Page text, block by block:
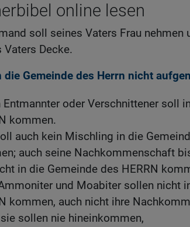
online lesen
soll seines Vaters Frau nehmen
Vaters Decke.
die Gemeinde des Herrn nicht
Entmannter oder Verschnittener soll
kommen.
auch kein Mischling in die
auch seine Nachkommenschaft
in die Gemeinde des HERRN
und Moabiter sollen nicht
kommen, auch nicht ihre
sollen nie hineinkommen,